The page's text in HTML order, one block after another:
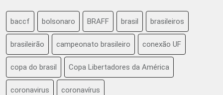
baccf bolsonaro BRAFF brasil brasileiros
brasileirão campeonato brasileiro conexão UF
copa do brasil Copa Libertadores da América
coronavirus coronavírus